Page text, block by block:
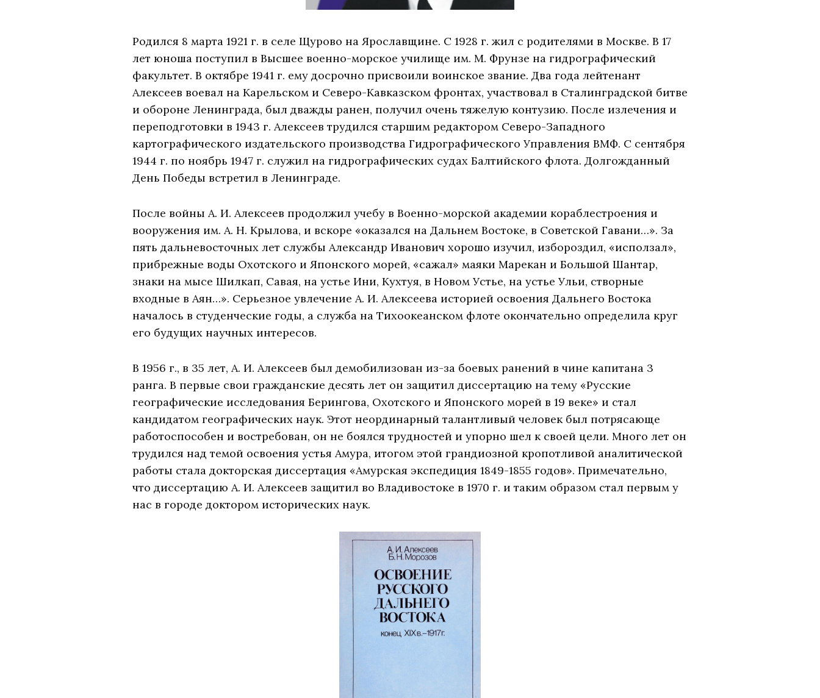
Родился 8 марта 1921 г. в селе Щурово на Ярославщине. С 1928 г. жил с родителями в Москве. В 17
лет юноша поступил в Высшее военно-морское училище им. М. Фрунзе на гидрографический
факультет. В октябре 1941 г. ему досрочно присвоили воинское звание. Два года лейтенант
Алексеев воевал на Карельском и Северо-Кавказском фронтах, участвовал в Сталинградской битве
и обороне Ленинграда, был дважды ранен, получил очень тяжелую контузию. После излечения и
переподготовки в 1943 г. Алексеев трудился старшим редактором Северо-Западного
картографического издательского производства Гидрографического Управления ВМФ. С сентября
1944 г. по ноябрь 1947 г. служил на гидрографических судах Балтийского флота. Долгожданный
День Победы встретил в Ленинграде.
После войны А. И. Алексеев продолжил учебу в Военно-морской академии кораблестроения и
вооружения им. А. Н. Крылова, и вскоре «оказался на Дальнем Востоке, в Советской Гавани…». За
пять дальневосточных лет службы Александр Иванович хорошо изучил, избороздил, «исползал»,
прибрежные воды Охотского и Японского морей, «сажал» маяки Марекан и Большой Шантар,
знаки на мысе Шилкап, Савая, на устье Ини, Кухтуя, в Новом Устье, на устье Ульи, створные
входные в Аян…». Серьезное увлечение А. И. Алексеева историей освоения Дальнего Востока
началось в студенческие годы, а служба на Тихоокеанском флоте окончательно определила круг
его будущих научных интересов.
В 1956 г., в 35 лет, А. И. Алексеев был демобилизован из-за боевых ранений в чине капитана 3
ранга. В первые свои гражданские десять лет он защитил диссертацию на тему «Русские
географические исследования Берингова, Охотского и Японского морей в 19 веке» и стал
кандидатом географических наук. Этот неординарный талантливый человек был потрясающе
работоспособен и востребован, он не боялся трудностей и упорно шел к своей цели. Много лет он
трудился над темой освоения устья Амура, итогом этой грандиозной кропотливой аналитической
работы стала докторская диссертация «Амурская экспедиция 1849-1855 годов». Примечательно,
что диссертацию А. И. Алексеев защитил во Владивостоке в 1970 г. и таким образом стал первым у
нас в городе доктором исторических наук.